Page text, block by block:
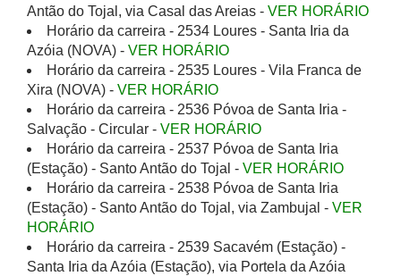
Antão do Tojal, via Casal das Areias - VER HORÁRIO
Horário da carreira - 2534 Loures - Santa Iria da
Azóia (NOVA) - VER HORÁRIO
Horário da carreira - 2535 Loures - Vila Franca de
Xira (NOVA) - VER HORÁRIO
Horário da carreira - 2536 Póvoa de Santa Iria -
Salvação - Circular - VER HORÁRIO
Horário da carreira - 2537 Póvoa de Santa Iria
(Estação) - Santo Antão do Tojal - VER HORÁRIO
Horário da carreira - 2538 Póvoa de Santa Iria
(Estação) - Santo Antão do Tojal, via Zambujal - VER
HORÁRIO
Horário da carreira - 2539 Sacavém (Estação) -
Santa Iria da Azóia (Estação), via Portela da Azóia